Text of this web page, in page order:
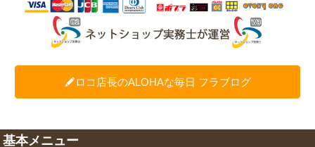
ロコ店長のALOHAな毎日 フラブログ
基本メニュー